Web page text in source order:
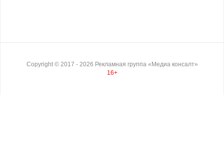
Copyright © 2017 - 2026 Рекламная группа «Медиа консалт»
16+